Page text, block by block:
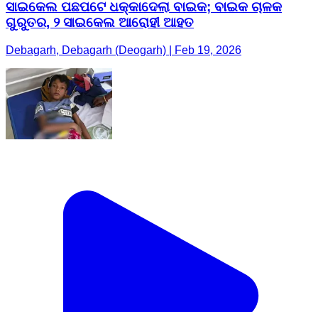
ସାଇକେଲ ପଛପଟେ ଧକ୍କାଦେଲା ବାଇକ; ବାଇକ ଚାଳକ
ଗୁରୁତର, ୨ ସାଇକେଲ ଆରୋହୀ ଆହତ
Debagarh, Debagarh (Deogarh) | Feb 19, 2026